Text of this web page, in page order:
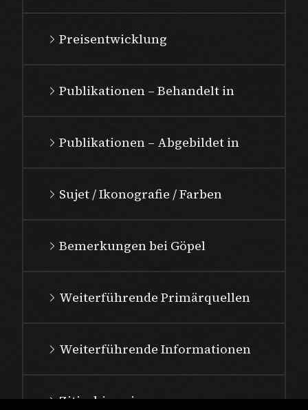
Preisentwicklung
Publikationen – Behandelt in
Publikationen – Abgebildet in
Sujet / Ikonografie / Farben
Bemerkungen bei Göpel
Weiterführende Primärquellen
Weiterführende Informationen
Zitierhinweis